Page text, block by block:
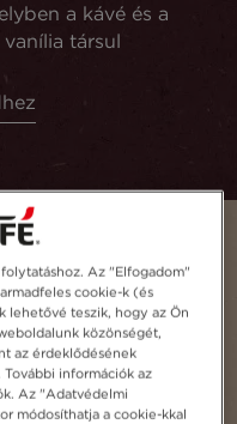
a kávé és a
társul
folytatáshoz. Az "Elfogadom"
cookie-k (és
lehetővé teszik, hogy az Ön
közönségét,
az érdeklődésének
információk az
Az "Adatvédelmi
módosíthatja a cookie-kkal